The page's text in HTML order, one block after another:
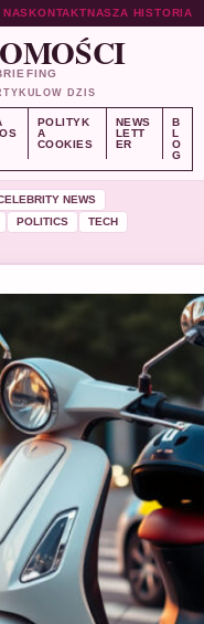
NASKONTAKTNASZA HISTORIA
DZIS
POLITYK
A
COOKIES
NEWS
LETT
ER
B
L
O
G
NEWS
POLITICS
TECH